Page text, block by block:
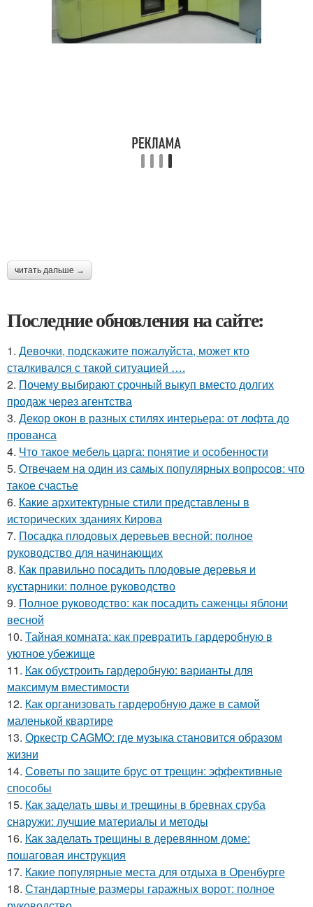
читать дальше →
Последние обновления на сайте:
1. Девочки, подскажите пожалуйста, может кто
сталкивался с такой ситуацией ….
2. Почему выбирают срочный выкуп вместо долгих
продаж через агентства
3. Декор окон в разных стилях интерьера: от лофта до
прованса
4. Что такое мебель царга: понятие и особенности
5. Отвечаем на один из самых популярных вопросов: что
такое счастье
6. Какие архитектурные стили представлены в
исторических зданиях Кирова
7. Посадка плодовых деревьев весной: полное
руководство для начинающих
8. Как правильно посадить плодовые деревья и
кустарники: полное руководство
9. Полное руководство: как посадить саженцы яблони
весной
10. Тайная комната: как превратить гардеробную в
уютное убежище
11. Как обустроить гардеробную: варианты для
максимум вместимости
12. Как организовать гардеробную даже в самой
маленькой квартире
13. Оркестр CAGMO: где музыка становится образом
жизни
14. Советы по защите брус от трещин: эффективные
способы
15. Как заделать швы и трещины в бревнах сруба
снаружи: лучшие материалы и методы
16. Как заделать трещины в деревянном доме:
пошаговая инструкция
17. Какие популярные места для отдыха в Оренбурге
18. Стандартные размеры гаражных ворот: полное